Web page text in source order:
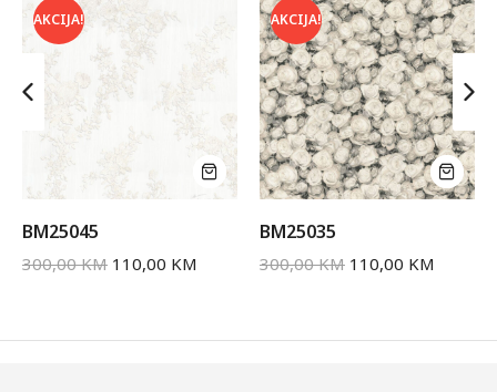
AKCIJA!
BM25045
300,00KM 110,00 KM
AKCIJA!
BM25035
300,00KM 110,00 KM